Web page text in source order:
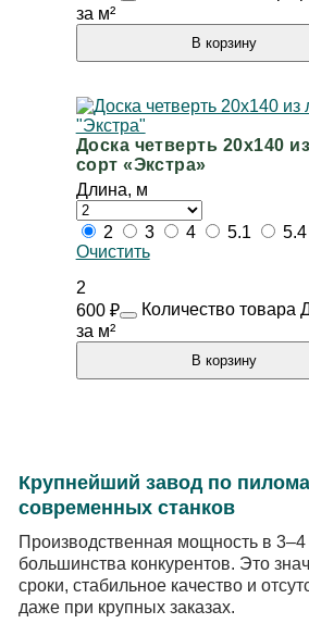
за м²
В корзину
Доска четверть 20х140
сорт «Экстра»
Длина, м
2 3 4 5.1 5.4
Очистить
2
600 ₽
за м²
Количество товара
В корзину
Крупнейший завод по
современных станков
Производственная мощность в
большинства конкурентов. Это
сроки, стабильное качество и
даже при крупных заказах.